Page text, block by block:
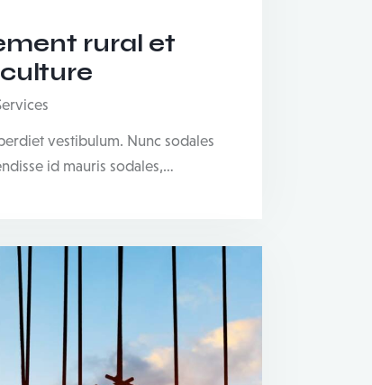
rural et
vestibulum. Nunc sodales
id mauris sodales,…